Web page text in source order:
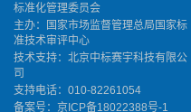
标准化管理委员会
主办：国家市场监督管理总局国家标
准技术审评中心
技术支持：北京中标赛宇科技有限公
司
支持电话：010-82261054
备案号： 京ICP备18022388号-1